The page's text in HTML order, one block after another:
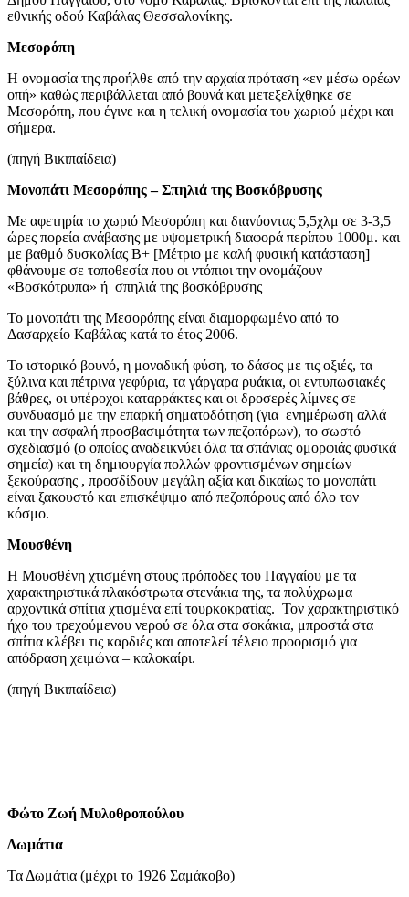
εθνικής οδού Καβάλας Θεσσαλονίκης.
Μεσορόπη
Η ονομασία της προήλθε από την αρχαία πρόταση «εν μέσω ορέων
οπή» καθώς περιβάλλεται από βουνά και μετεξελίχθηκε σε
Μεσορόπη, που έγινε και η τελική ονομασία του χωριού μέχρι και
σήμερα.
(πηγή Βικιπαίδεια)
Μονοπάτι Μεσορόπης – Σπηλιά της Βοσκόβρυσης
Με αφετηρία το χωριό Μεσορόπη και διανύοντας 5,5χλμ σε 3-3,5
ώρες πορεία ανάβασης με υψομετρική διαφορά περίπου 1000μ. και
με βαθμό δυσκολίας Β+ [Μέτριο με καλή φυσική κατάσταση]
φθάνουμε σε τοποθεσία που οι ντόπιοι την ονομάζουν
«Βοσκότρυπα» ή σπηλιά της βοσκόβρυσης
Το μονοπάτι της Μεσορόπης είναι διαμορφωμένο από το
Δασαρχείο Καβάλας κατά το έτος 2006.
Το ιστορικό βουνό, η μοναδική φύση, το δάσος με τις οξιές, τα
ξύλινα και πέτρινα γεφύρια, τα γάργαρα ρυάκια, οι εντυπωσιακές
βάθρες, οι υπέροχοι καταρράκτες και οι δροσερές λίμνες σε
συνδυασμό με την επαρκή σηματοδότηση (για ενημέρωση αλλά
και την ασφαλή προσβασιμότητα των πεζοπόρων), το σωστό
σχεδιασμό (ο οποίος αναδεικνύει όλα τα σπάνιας ομορφιάς φυσικά
σημεία) και τη δημιουργία πολλών φροντισμένων σημείων
ξεκούρασης , προσδίδουν μεγάλη αξία και δικαίως το μονοπάτι
είναι ξακουστό και επισκέψιμο από πεζοπόρους από όλο τον
κόσμο.
Μουσθένη
Η Μουσθένη χτισμένη στους πρόποδες του Παγγαίου με τα
χαρακτηριστικά πλακόστρωτα στενάκια της, τα πολύχρωμα
αρχοντικά σπίτια χτισμένα επί τουρκοκρατίας. Τον χαρακτηριστικό
ήχο του τρεχούμενου νερού σε όλα στα σοκάκια, μπροστά στα
σπίτια κλέβει τις καρδιές και αποτελεί τέλειο προορισμό για
απόδραση χειμώνα – καλοκαίρι.
(πηγή Βικιπαίδεια)
Φώτο Ζωή Μυλοθροπούλου
Δωμάτια
Τα Δωμάτια (μέχρι το 1926 Σαμάκοβο)